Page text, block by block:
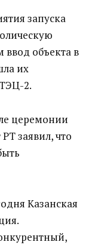
запуска
объекта в
их
2.
церемонии
заявил, что
Казанская